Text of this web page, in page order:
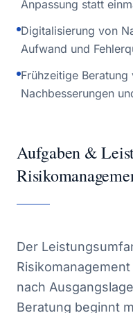
Anpassung statt
Digitalisierung von
Aufwand und
Frühzeitige
Nachbesserungen
Aufgaben &
Der
nach
Beratung beginnt